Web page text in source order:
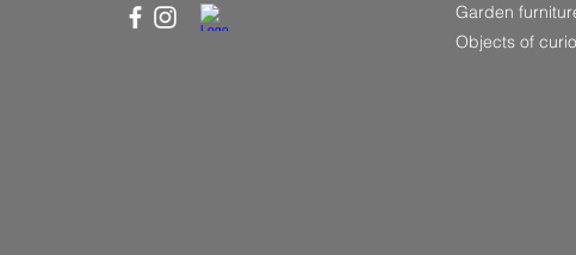
Garden
Objects of